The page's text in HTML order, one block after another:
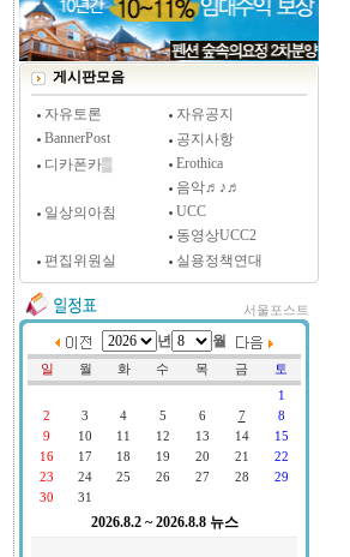
다 안다, 전자담배시장은 10년새 폭발적 증가세..
[시사저널 인터뷰] 윤방부 연세대 의대 명예교수,
"골초에게 전자담배를 허하라"
게시판모음
자유토론
자유공지
BannerPost
공지사항
디카폰카▒
Erothica
음악♬♪♬
일상의아침
UCC
동영상UCC2
편집위원실
실용정책연대
서울포스트